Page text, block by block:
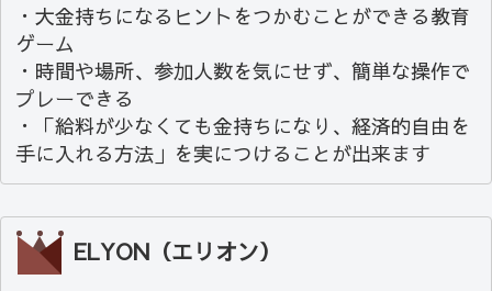
・大金持ちになるヒントをつかむことができる教育
ゲーム
・時間や場所、参加人数を気にせず、簡単な操作で
プレーできる
・「給料が少なくても金持ちになり、経済的自由を
手に入れる方法」を実につけることが出来ます
ELYON（エリオン）